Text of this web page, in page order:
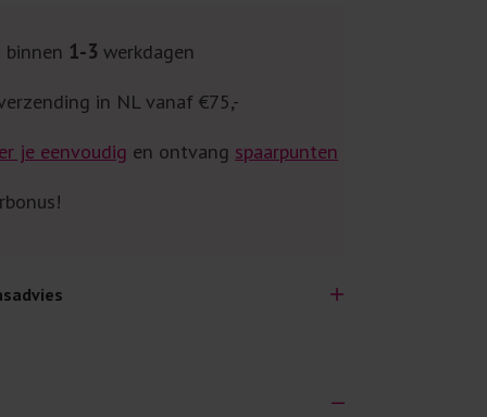
binnen 1-3werkdagen
in NL vanaf €75,-
je eenvoudig en ontvang spaarpunten